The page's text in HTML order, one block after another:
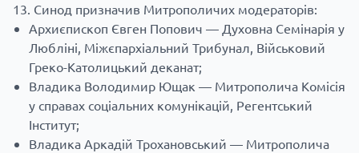
Синод призначив Митрополичих модераторів:
Архиєпископ Євген Попович — Духовна Семінарія у
Любліні, Міжєпархіальний Трибунал, Військовий
Греко-Католицький деканат;
Владика Володимир Ющак — Митрополича Комісія
у справах соціальних комунікацій, Регентський
Інститут;
Владика Аркадій Трохановський — Митрополича